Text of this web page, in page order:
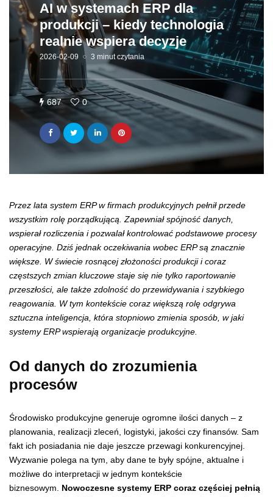
AI w systemach ERP dla
produkcji – kiedy technologia
realnie wspiera decyzje
2026-02-09 3 minut czytania
687 0
Przez lata system ERP w firmach produkcyjnych pełnił przede
wszystkim rolę porządkującą. Zapewniał spójność danych,
wspierał rozliczenia i pozwalał kontrolować podstawowe procesy
operacyjne. Dziś jednak oczekiwania wobec ERP są znacznie
większe. W świecie rosnącej złożoności produkcji i coraz
częstszych zmian kluczowe staje się nie tylko raportowanie
przeszłości, ale także zdolność do przewidywania i szybkiego
reagowania. W tym kontekście coraz większą rolę odgrywa
sztuczna inteligencja, która stopniowo zmienia sposób, w jaki
systemy ERP wspierają organizacje produkcyjne.
Od danych do zrozumienia
procesów
Środowisko produkcyjne generuje ogromne ilości danych – z
planowania, realizacji zleceń, logistyki, jakości czy finansów. Sam
fakt ich posiadania nie daje jeszcze przewagi konkurencyjnej.
Wyzwanie polega na tym, aby dane te były spójne, aktualne i
możliwe do interpretacji w jednym kontekście
biznesowym. Nowoczesne systemy ERP coraz częściej pełnią